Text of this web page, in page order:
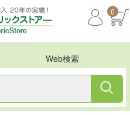
0
Web検索